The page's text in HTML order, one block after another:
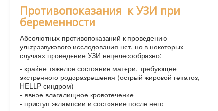
Противопоказания к УЗИ при
беременности
Абсолютных противопоказаний к проведению
ультразвукового исследования нет, но в некоторых
случаях проведение УЗИ нецелесообразно:
- крайне тяжелое состояние матери, требующее
экстренного родоразрешения (острый жировой гепатоз,
HELLP-синдром)
- явное влагалищное кровотечение
- приступ эклампсии и состояние после него